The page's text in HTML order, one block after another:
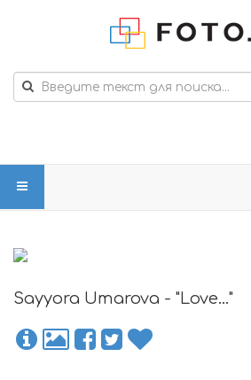
Sayyora Umarova - "Love..."